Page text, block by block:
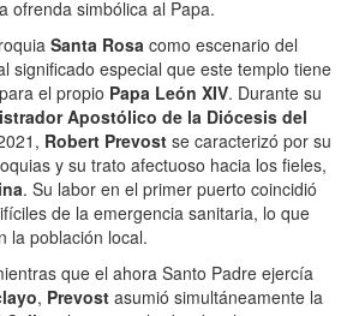
ofrenda simbólica al Papa.
Santa Rosa como escenario del
significado especial que este templo tiene
el propio Papa León XIV. Durante su
Apostólico de la Diócesis del
Robert Prevost se caracterizó por su
y su trato afectuoso hacia los fieles,
. Su labor en el primer puerto coincidió
de la emergencia sanitaria, lo que
la población local.
que el ahora Santo Padre ejercía
, Prevost asumió simultáneamente la